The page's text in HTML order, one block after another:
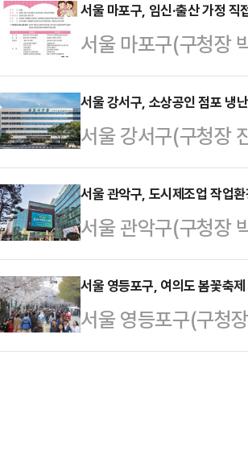
행'이라 이름 붙인 이
을 방지하고 일상생
제작한 점자 스티
통카드▲바우처카드
드에 부착해 종류를
을 높이고, 사각지대
서울 마포구, 임신·출산 가정 직
서울 마포구(구청장
사회복지사가 방문
건강관리사업'을 연
상자는 마포구 관내
가 있는 출산가정이
문해 산모·신생아 돌
지역사회자원을 연
소2층 햇빛센터를
서울 강서구, 소상공인 점포 냉
서울 강서구(구청장
인을 위해 '냉난방기
은 소상공인 사업장
과 에너지 효율을 개
다.지원 대상은 강서
임차형 소상공인 점
래되고 연 매출이 적
진행되며, 구에…
서울 관악구, 도시제조업 작업
서울 관악구(구청장
있도록 지원하는
모집한다고 2일 밝
시 노출되는 ▲의류
시제조업체의 작업
서울 영등포구, 여의도 봄꽃축
서울 영등포구(구청
일로 예정됐던 봄꽃